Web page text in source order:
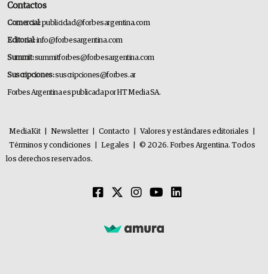
Contactos
Comercial:publicidad@forbesargentina.com
Editorial:info@forbesargentina.com
Summit:summitforbes@forbesargentina.com
Suscripciones:suscripciones@forbes.ar
Forbes Argentina es publicada por HT Media SA.
MediaKit Newsletter Contacto Valores y estándares editoriales
Términos y condiciones
Legales
© 2026. Forbes Argentina. Todos
los derechos reservados.